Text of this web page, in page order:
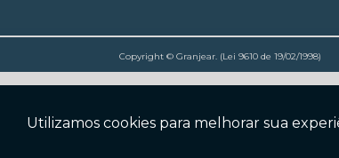
Copyright © Granjear. (Lei 9610 de 19/02/1998)